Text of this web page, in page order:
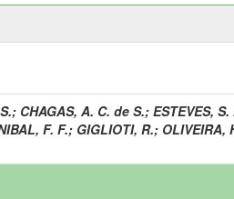
; CHAGAS, A. C. de S.; ESTEVES, S.
F. F.; GIGLIOTI, R.; OLIVEIRA,